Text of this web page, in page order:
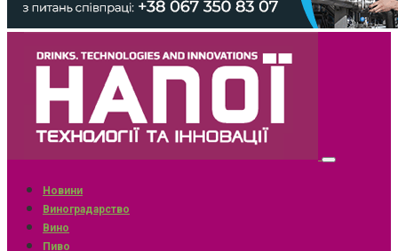
Новини
Виноградарство
Вино
Пиво